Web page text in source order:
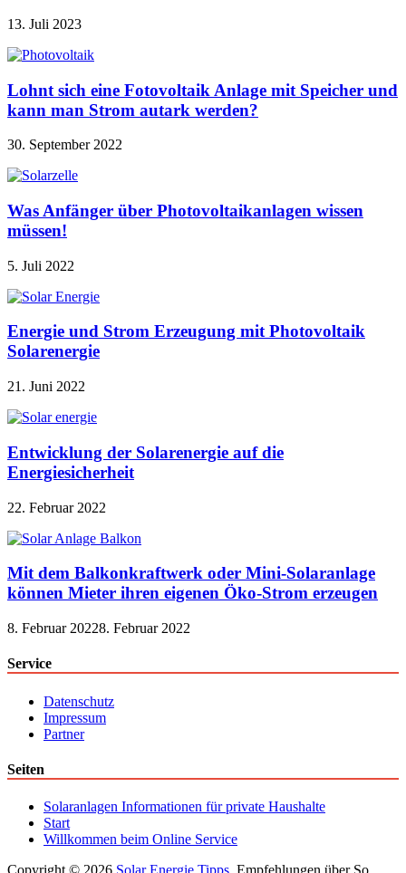
13. Juli 2023
Lohnt sich eine Fotovoltaik Anlage mit Speicher und
kann man Strom autark werden?
30. September 2022
Was Anfänger über Photovoltaikanlagen wissen
müssen!
5. Juli 2022
Energie und Strom Erzeugung mit Photovoltaik
Solarenergie
21. Juni 2022
Entwicklung der Solarenergie auf die
Energiesicherheit
22. Februar 2022
Mit dem Balkonkraftwerk oder Mini-Solaranlage
können Mieter ihren eigenen Öko-Strom erzeugen
8. Februar 20228. Februar 2022
Service
Datenschutz
Impressum
Partner
Seiten
Solaranlagen Informationen für private Haushalte
Start
Willkommen beim Online Service
Copyright © 2026 Solar Energie Tipps . Empfehlungen über So